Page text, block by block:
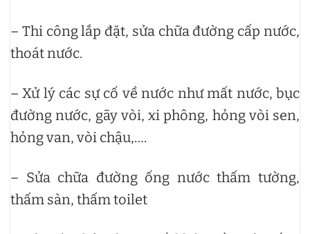
– Thi công lắp đặt, sửa chữa đường cấp nước,
thoát nước.
– Xử lý các sự cố về nước như mất nước, bục
đường nước, gãy vòi, xi phông, hỏng vòi sen,
hỏng van, vòi chậu,….
– Sửa chữa đường ống nước thấm tường,
thấm sàn, thấm toilet